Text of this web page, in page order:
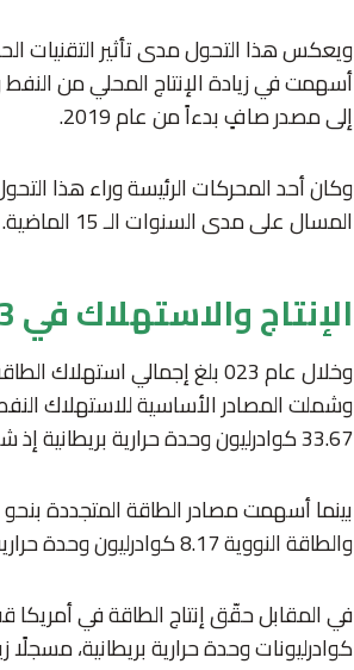
ويعكس هذا التحول مدى تأثير التقنيات
أسهمت في زيادة الإنتاج المحلي من
إلى مصدر صافٍ بدءاً من عام 2019.
وكان أحد المحركات الرئيسة وراء هذا
المسال على مدى السنوات الـ 15 الماضية.
الإنتاج والاستهلاك في 2023
وشملت المصادر الأساسية للاستهلاك النفط عند 35.45 كوادرليون وحدة حرارية
33.67 كوادرليون وحدة حرارية بريطانية إذ شكّلا معاً غالبية الاستهلاك.
والطاقة النووية 8.17 كوادرليون وحدة حرارية بريطانية و8.10 كوادرليون وحدة حرارية بريطانية على التوالي.
كوادرليونات وحدة حرارية بريطانية، مسجلًا زيادة بنسبة 4